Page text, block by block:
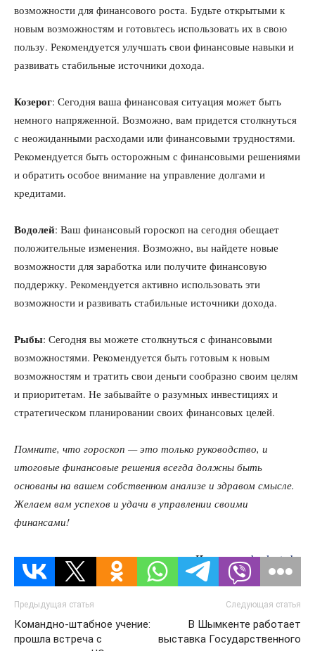
возможности для финансового роста. Будьте открытыми к
новым возможностям и готовьтесь использовать их в свою
пользу. Рекомендуется улучшать свои финансовые навыки и
развивать стабильные источники дохода.
Козерог: Сегодня ваша финансовая ситуация может быть
немного напряженной. Возможно, вам придется столкнуться
с неожиданными расходами или финансовыми трудностями.
Рекомендуется быть осторожным с финансовыми решениями
и обратить особое внимание на управление долгами и
кредитами.
Водолей: Ваш финансовый гороскоп на сегодня обещает
положительные изменения. Возможно, вы найдете новые
возможности для заработка или получите финансовую
поддержку. Рекомендуется активно использовать эти
возможности и развивать стабильные источники дохода.
Рыбы: Сегодня вы можете столкнуться с финансовыми
возможностями. Рекомендуется быть готовым к новым
возможностям и тратить свои деньги сообразно своим целям
и приоритетам. Не забывайте о разумных инвестициях и
стратегическом планировании своих финансовых целей.
Помните, что гороскоп — это только руководство, и
итоговые финансовые решения всегда должны быть
основаны на вашем собственном анализе и здравом смысле.
Желаем вам успехов и удачи в управлении своими
финансами!
Источник: kazlenta.kz
Предыдущая статья
Командно-штабное учение:
прошла встреча с
Следующая статья
В Шымкенте работает
выставка Государственного